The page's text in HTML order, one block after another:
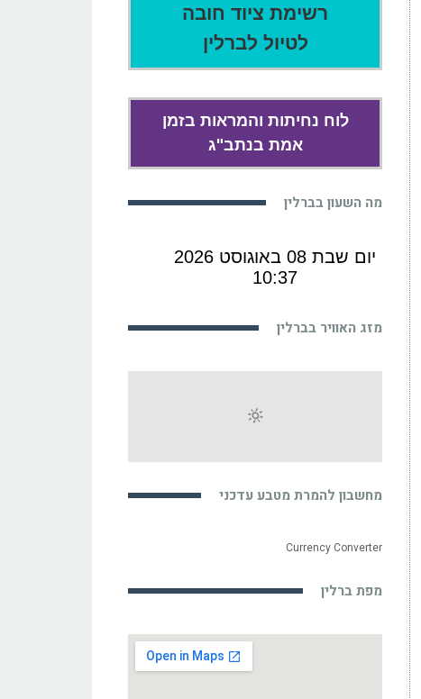
רשימת ציוד חובה
לטיול לברלין
לוח נחיתות והמראות בזמן
אמת בנתב"ג
מה השעון בברלין
מזג האוויר בברלין
מחשבון להמרת מטבע עדכני
Currency Converter
מפת ברלין